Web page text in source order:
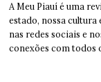
A Meu Piauí é uma
estado, nossa cultura
nas redes sociais e
conexões com todos